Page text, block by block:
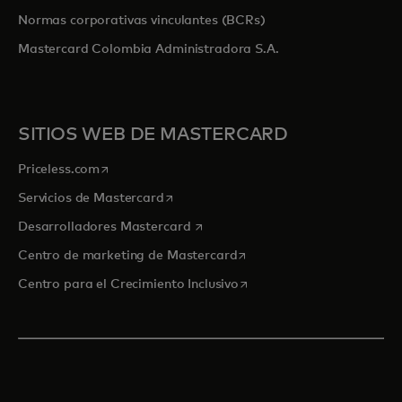
Normas corporativas vinculantes (BCRs)
Mastercard Colombia Administradora S.A.
SITIOS WEB DE MASTERCARD
Priceless.com se abre en una pestaña nueva
Servicios de Mastercardse abre en una pestaña nueva
Desarrolladores Mastercard se abre en una pestaña nueva
Centro de marketing de Mastercardse abre en una pestaña
Centro para el Crecimiento Inclusivose abre en una pestaña